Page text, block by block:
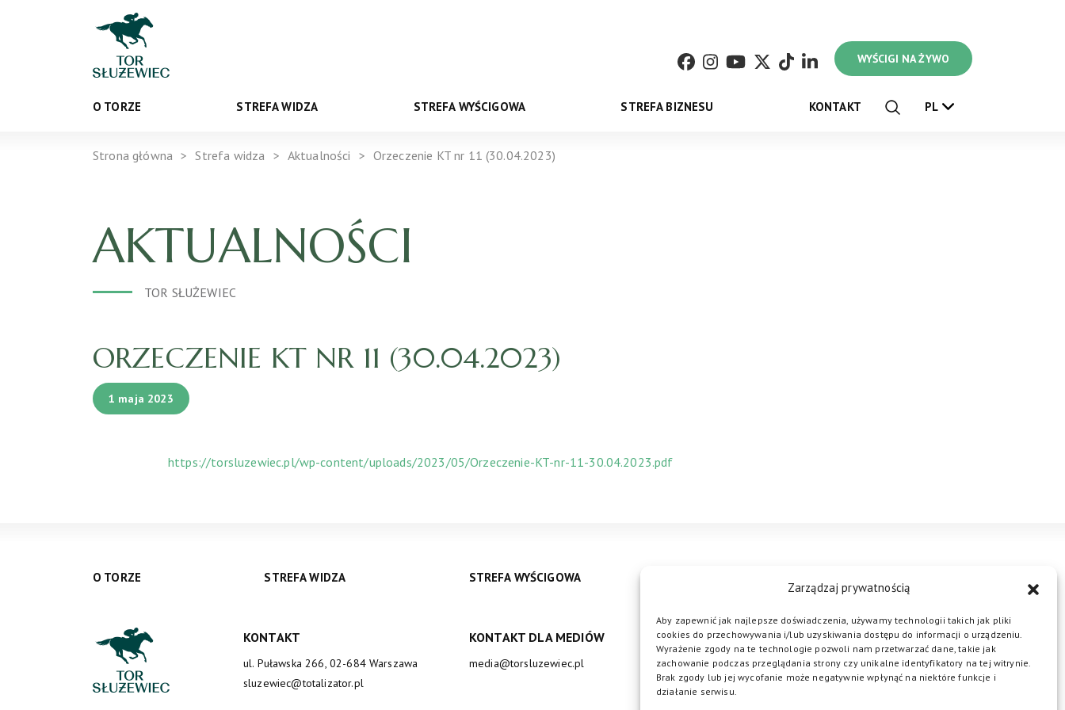
Zarządzaj prywatnością
Aby zapewnić jak najlepsze doświadczenia, używamy technologii takich jak pliki
cookies do przechowywania i/lub uzyskiwania dostępu do informacji o urządzeniu.
Wyrażenie zgody na te technologie pozwoli nam przetwarzać dane, takie jak
zachowanie podczas przeglądania strony czy unikalne identyfikatory na tej witrynie.
Brak zgody lub jej wycofanie może negatywnie wpłynąć na niektóre funkcje i
działanie serwisu.
WYŚCIGI NA ŻYWO
O TORZE STREFA WIDZA STREFA WYŚCIGOWA STREFA BIZNESU KONTAKT PL
Strona główna Strefa widza Aktualności Orzeczenie KT nr 11 (30.04.2023)
AKTUALNOŚCI
TOR SŁUŻEWIEC
ORZECZENIE KT NR 11 (30.04.2023)
1 maja 2023
https://torsluzewiec.pl/wp-content/uploads/2023/05/Orzeczenie-KT-nr-11-30.04.2023.pdf
O TORZE STREFA WIDZA STREFA WYŚCIGOWA
KONTAKT
ul. Puławska 266, 02-684 Warszawa
sluzewiec@totalizator.pl
KONTAKT DLA MEDIÓW
media@torsluzewiec.pl
DOŁĄCZ DO NAS